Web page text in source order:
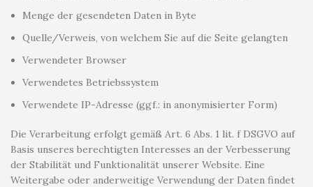
Menge der gesendeten Daten in Byte
Quelle/Verweis, von welchem Sie auf die Seite gelangten
Verwendeter Browser
Verwendetes Betriebssystem
Verwendete IP-Adresse (ggf.: in anonymisierter Form)
Die Verarbeitung erfolgt gemäß Art. 6 Abs. 1 lit. f DSGVO auf
Basis unseres berechtigten Interesses an der Verbesserung
der Stabilität und Funktionalität unserer Website. Eine
Weitergabe oder anderweitige Verwendung der Daten findet